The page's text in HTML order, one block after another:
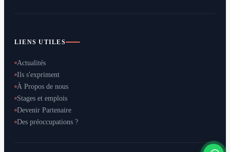
LIENS UTILES
Actualités
Ils s'expriment
À Propos de nous
Stages et emplois
Devenir Partenaire
Des préoccupations ?